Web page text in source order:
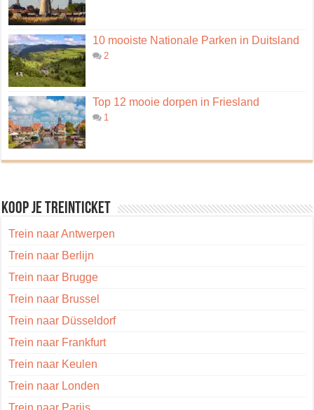
10 mooiste Nationale Parken in Duitsland
2
Top 12 mooie dorpen in Friesland
1
Koop je treinticket
Trein naar Antwerpen
Trein naar Berlijn
Trein naar Brugge
Trein naar Brussel
Trein naar Düsseldorf
Trein naar Frankfurt
Trein naar Keulen
Trein naar Londen
Trein naar Parijs